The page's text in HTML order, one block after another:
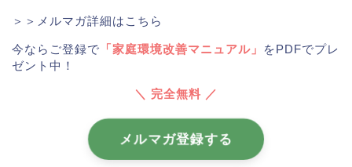
＞＞メルマガ詳細はこちら
今ならご登録で 「家庭環境改善マニュアル」
をPDFでプレ
ゼント中！
＼ 完全無料 ／
メルマガ登録する